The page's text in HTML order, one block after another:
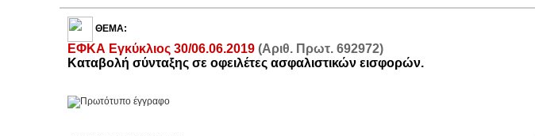
ΘΕΜΑ:
ΕΦΚΑ Εγκύκλιος 30/06.06.2019 (Αριθ. Πρωτ. 692972)
Καταβολή σύνταξης σε οφειλέτες ασφαλιστικών εισφορών.